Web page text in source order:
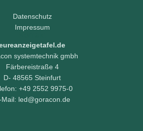
Datenschutz
Impressum
systemtechnik gmbh
Färbereistraße 4
D- 48565 Steinfurt
+49 2552 9975-0
Mail: led@goracon.de